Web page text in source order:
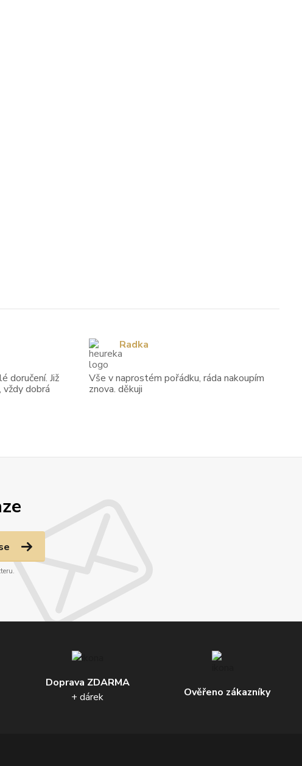
Doprava ZDARMA
+ dárek
Ověřeno zákazníky
doručení. Již
vždy dobrá
Vše v naprostém pořádku, ráda nakoupím
znova. děkuji
Radka